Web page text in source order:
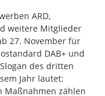
ARD,
weitere Mitglieder
27. November für
DAB+ und
des dritten
Jahr lautet:
Maßnahmen zählen